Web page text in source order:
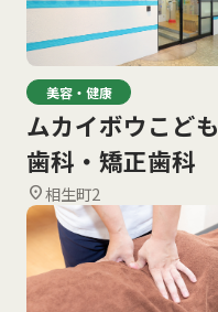
美容・健康
ムカイボウこども
歯科・矯正歯科
location_on相生町2